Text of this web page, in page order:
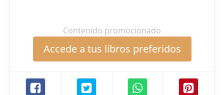
Contenido promocionado
Accede a tus libros preferidos